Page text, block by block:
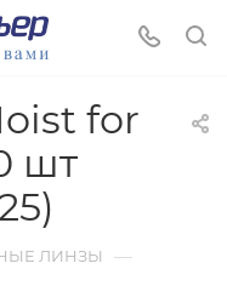
for
шт
ЛИНЗЫ —